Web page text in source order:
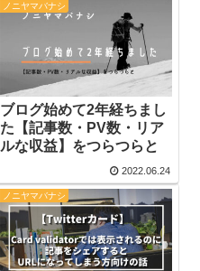
ノニヤマバナシ
ブログ始めて2年経ちまし
た【記事数・PV数・リア
ルな収益】をつらつらと
2022.06.24
ノニヤマバナシ